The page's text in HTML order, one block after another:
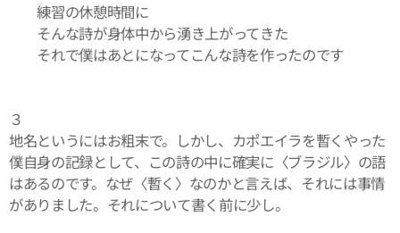
練習の休憩時間に
そんな詩が身体中から湧き上がってきた
それで僕はあとになってこんな詩を作ったのです
３
地名というにはお粗末で。しかし、カポエイラを暫くやった
僕自身の記録として、この詩の中に確実に〈ブラジル〉の語
はあるのです。なぜ〈暫く〉なのかと言えば、それには事情
がありました。それについて書く前に少し。